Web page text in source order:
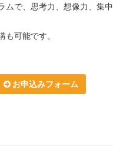
ムで、思考力、想像力、集中
可能です。
お申込みフォーム